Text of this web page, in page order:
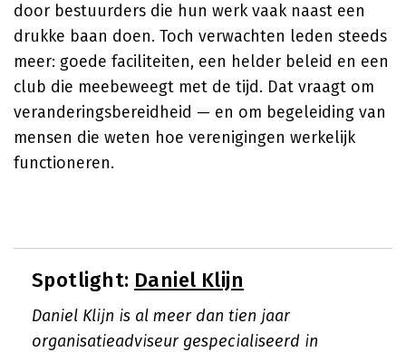
door bestuurders die hun werk vaak naast een
drukke baan doen. Toch verwachten leden steeds
meer: goede faciliteiten, een helder beleid en een
club die meebeweegt met de tijd. Dat vraagt om
veranderingsbereidheid — en om begeleiding van
mensen die weten hoe verenigingen werkelijk
functioneren.
Spotlight: Daniel Klijn
Daniel Klijn is al meer dan tien jaar
organisatieadviseur gespecialiseerd in